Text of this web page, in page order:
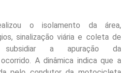
o isolamento da área,
sinalização viária e coleta de
subsidiar a apuração da
A dinâmica indica que a